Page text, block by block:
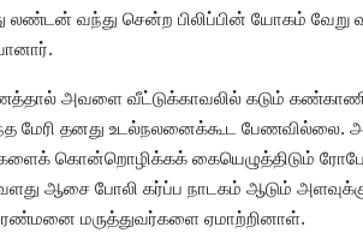
வந்து சென்ற பிலிப்பின் யோகம் வேறு
அவளை வீட்டுக்காவலில் கடும்
தனது உடல்நலனைக்கூட பேணவில்லை.
கொன்றொழிக்கக் கையெழுத்திடும்
ஆசை போலி கர்ப்ப நாடகம் ஆடும்
மருத்துவர்களை ஏமாற்றினாள்.